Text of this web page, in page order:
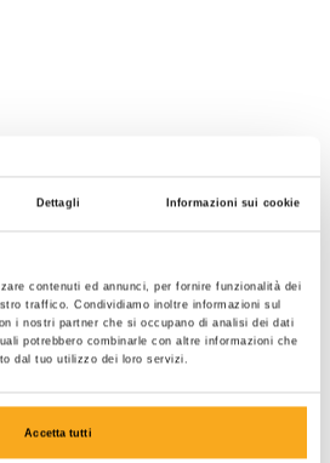
Dettagli Informazioni sui cookie
contenuti ed annunci, per fornire funzionalità dei
traffico. Condividiamo inoltre informazioni sul
i nostri partner che si occupano di analisi dei dati
potrebbero combinarle con altre informazioni che
dal tuo utilizzo dei loro servizi.
Accetta tutti